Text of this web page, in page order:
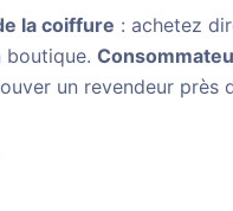
la coiffure : achetez
boutique.
un revendeur près